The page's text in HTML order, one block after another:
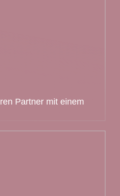
Partner mit einem